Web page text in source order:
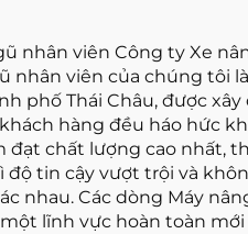
nhân viên Công ty Xe
viên của chúng tôi
phố Thái Châu, được
hàng đều háo hức
đạt chất lượng cao nhất,
tin cậy vượt trội và
nhau. Các dòng Máy
lĩnh vực hoàn toàn